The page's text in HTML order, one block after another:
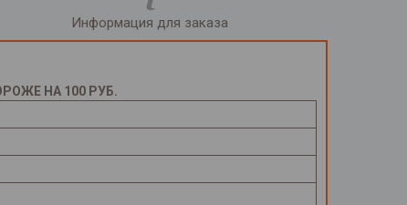
Информация для заказа
НА 100 РУБ.